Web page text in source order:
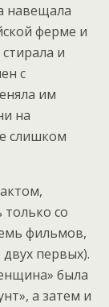
навещала
ферме и
и
с
им
на
слишком
со
фильмов,
первых).
была
а затем и